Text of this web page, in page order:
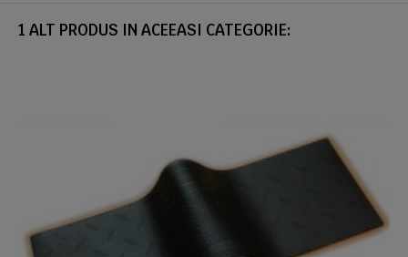
1 ALT PRODUS IN ACEEASI CATEGORIE: